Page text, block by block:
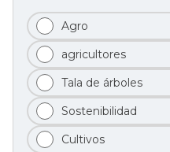
Agro
agricultores
Tala de árboles
Sostenibilidad
Cultivos